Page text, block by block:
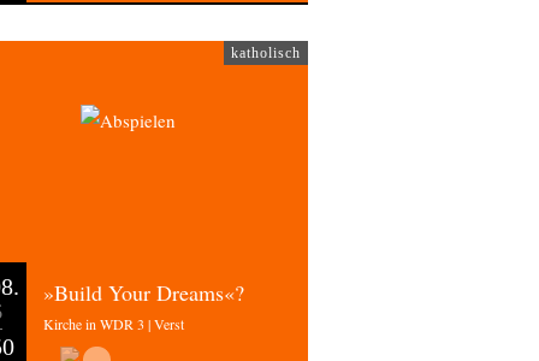
katholisch
»Build Your Dreams«?
Kirche in WDR 3 | Verst